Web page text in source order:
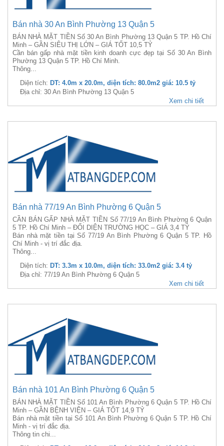
Bán nhà 30 An Bình Phường 13 Quận 5
BÁN NHÀ MẶT TIỀN Số 30 An Bình Phường 13 Quận 5 TP. Hồ Chí
Minh – GẦN SIÊU THỊ LỚN – GIÁ TỐT 10,5 TỶ
Cần bán gấp nhà mặt tiền kinh doanh cực đẹp tại Số 30 An Bình
Phường 13 Quận 5 TP. Hồ Chí Minh.
Thông...
Diện tích: DT: 4.0m x 20.0m, diện tích: 80.0m2 giá: 10.5 tỷ
Địa chỉ: 30 An Bình Phường 13 Quận 5
Xem chi tiết
Bán nhà 77/19 An Bình Phường 6 Quận 5
CẦN BÁN GẤP NHÀ MẶT TIỀN Số 77/19 An Bình Phường 6 Quận
5 TP. Hồ Chí Minh – ĐỐI DIỆN TRƯỜNG HỌC – GIÁ 3,4 TỶ
Bán nhà mặt tiền tại Số 77/19 An Bình Phường 6 Quận 5 TP. Hồ
Chí Minh - vị trí đắc địa.
Thông...
Diện tích: DT: 3.3m x 10.0m, diện tích: 33.0m2 giá: 3.4 tỷ
Địa chỉ: 77/19 An Bình Phường 6 Quận 5
Xem chi tiết
Bán nhà 101 An Bình Phường 6 Quận 5
BÁN NHÀ MẶT TIỀN Số 101 An Bình Phường 6 Quận 5 TP. Hồ Chí
Minh – GẦN BỆNH VIỆN – GIÁ TỐT 14,9 TỶ
Bán nhà mặt tiền tại Số 101 An Bình Phường 6 Quận 5 TP. Hồ Chí
Minh - vị trí đắc địa.
Thông tin chi...